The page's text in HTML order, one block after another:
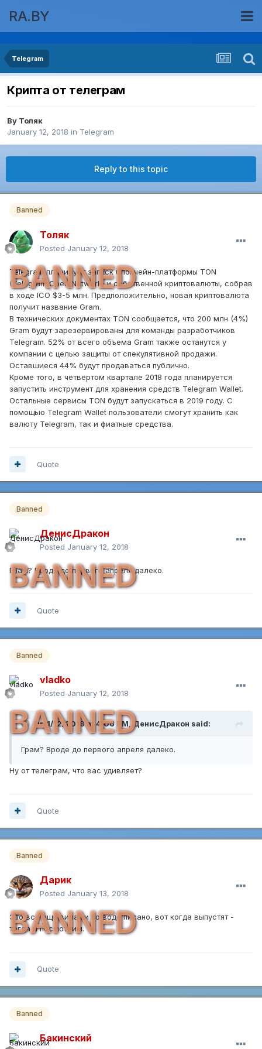
RA.BY
Telegram
Крипта от телеграм
By Толяк
January 12, 2018 in Telegram
Reply to this topic
Banned
Толяк
Posted January 12, 2018
BANNED
Telegram планирует запуск блокчейн-платформы TON
(Telegram Open Network) и собственной криптовалюты, собрав
в ходе ICO $3-5 млн. Предположительно, новая криптовалюта
получит название Gram.
В технических документах TON сообщается, что 200 млн (4%)
Gram будут зарезервированы для команды разработчиков
Telegram. 52% от всего объема Gram также останутся у
компании с целью защиты от спекулятивной продажи.
Оставшиеся 44% будут продаваться публично.
Кроме того, в четвертом квартале 2018 года планируется
запустить инструмент для хранения средств Telegram Wallet.
Остальные сервисы TON будут запускаться в 2019 году. С
помощью Telegram Wallet пользователи смогут хранить как
валюту Telegram, так и фиатные средства.
Quote
Banned
ДенисДракон
Posted January 12, 2018
BANNED
Грам? Вроде до первого апреля далеко.
Quote
Banned
vladko
Posted January 12, 2018
BANNED
On 1/12/2018 at 4:06 PM, ДенисДракон said:
Грам? Вроде до первого апреля далеко.
Ну от телеграм, что вас удивляет?
Quote
Banned
Дарик
Posted January 13, 2018
BANNED
Это все еще вилами по воде писано, вот когда выпустят -
тогда и посмотрим.
Quote
Banned
Бакинский